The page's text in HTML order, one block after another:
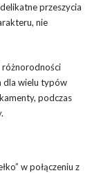
przeszycia
nie
dla wielu typów
podczas
w połączeniu z